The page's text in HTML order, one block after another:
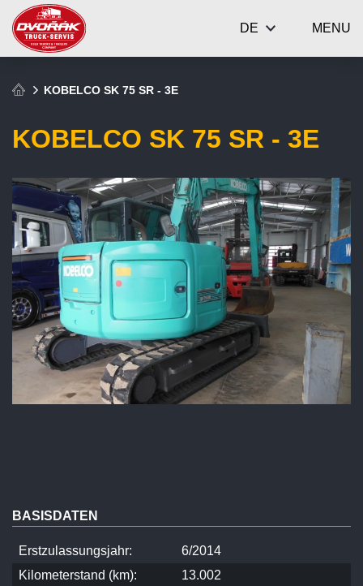
MENU
DE
KOBELCO SK 75 SR - 3E
KOBELCO SK 75 SR - 3E
BASISDATEN
Erstzulassungsjahr:
6/2014
Kilometerstand (km):
13.002